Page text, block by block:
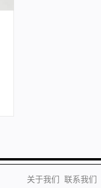
关于我们 联系我们